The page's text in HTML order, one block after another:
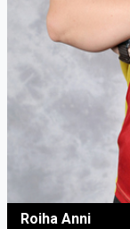
Roiha Anni